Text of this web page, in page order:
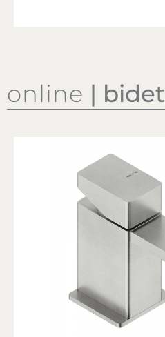
online | bidet